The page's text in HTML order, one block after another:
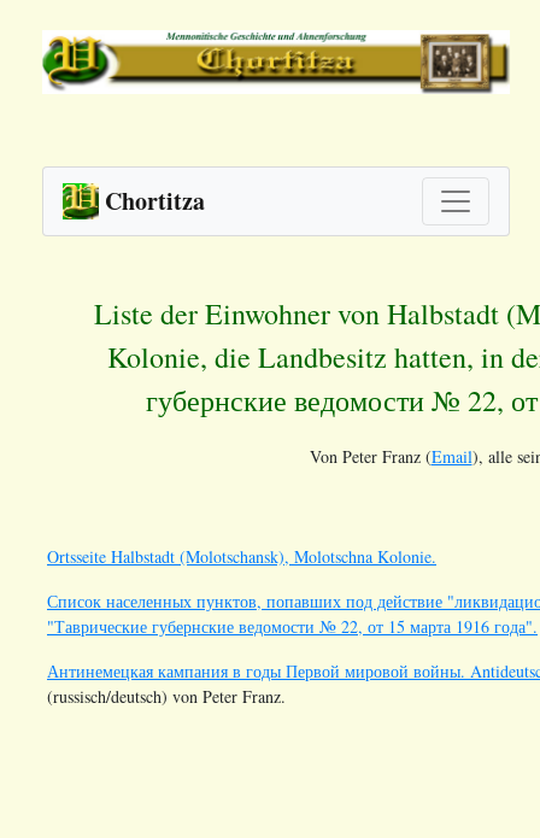
Chortitza
Liste der Einwohner von Halbstadt
Kolonie, die Landbesitz hatten, in
губернские ведомости № 22,
Von Peter Franz (Email), alle
Ortsseite Halbstadt (Molotschansk), Molotschna Kolonie.
Список населенных пунктов, попавших под действие
"Таврические губернские ведомости № 22, от 15 марта 1916 года".
Антинемецкая кампания в годы Первой мировой войны.
(russisch/deutsch) von Peter Franz.